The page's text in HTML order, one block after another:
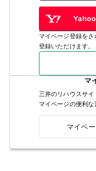
マイページ登録を
登録いただけます。
マ
三井のリハウスサ
マイページの便利な
マイペ